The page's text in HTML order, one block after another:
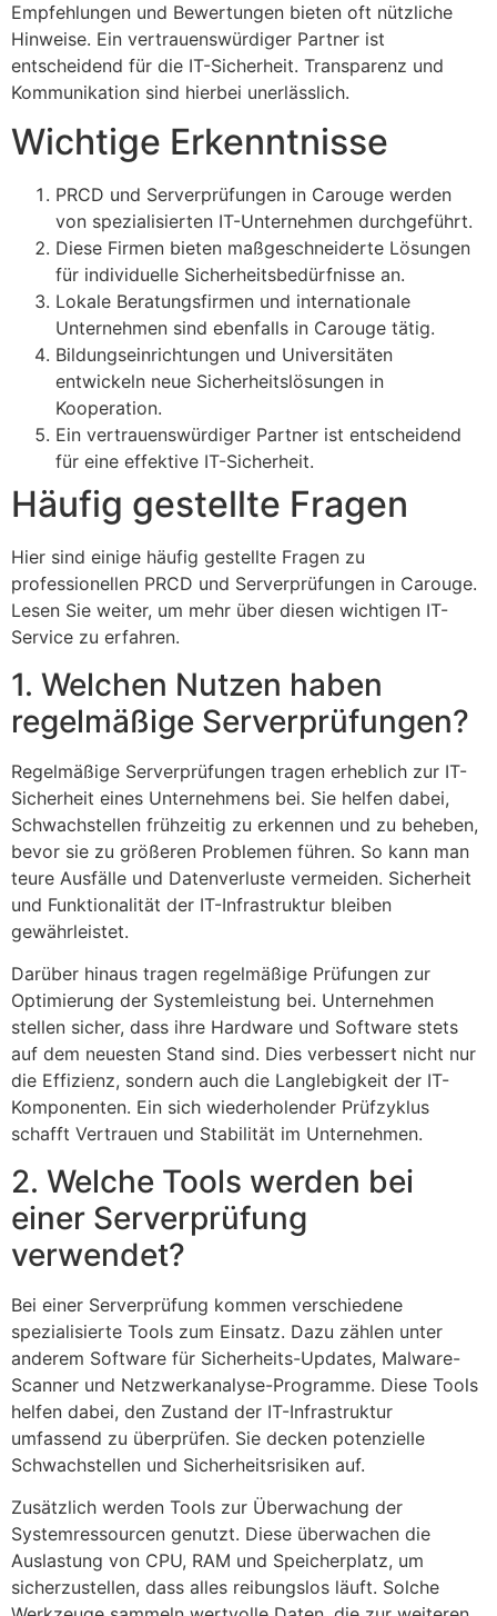
Empfehlungen und Bewertungen bieten oft nützliche
Hinweise. Ein vertrauenswürdiger Partner ist
entscheidend für die IT-Sicherheit. Transparenz und
Kommunikation sind hierbei unerlässlich.
Wichtige Erkenntnisse
PRCD und Serverprüfungen in Carouge werden
von spezialisierten IT-Unternehmen durchgeführt.
Diese Firmen bieten maßgeschneiderte Lösungen
für individuelle Sicherheitsbedürfnisse an.
Lokale Beratungsfirmen und internationale
Unternehmen sind ebenfalls in Carouge tätig.
Bildungseinrichtungen und Universitäten
entwickeln neue Sicherheitslösungen in
Kooperation.
Ein vertrauenswürdiger Partner ist entscheidend
für eine effektive IT-Sicherheit.
Häufig gestellte Fragen
Hier sind einige häufig gestellte Fragen zu
professionellen PRCD und Serverprüfungen in Carouge.
Lesen Sie weiter, um mehr über diesen wichtigen IT-
Service zu erfahren.
1. Welchen Nutzen haben
regelmäßige Serverprüfungen?
Regelmäßige Serverprüfungen tragen erheblich zur IT-
Sicherheit eines Unternehmens bei. Sie helfen dabei,
Schwachstellen frühzeitig zu erkennen und zu beheben,
bevor sie zu größeren Problemen führen. So kann man
teure Ausfälle und Datenverluste vermeiden. Sicherheit
und Funktionalität der IT-Infrastruktur bleiben
gewährleistet.
Darüber hinaus tragen regelmäßige Prüfungen zur
Optimierung der Systemleistung bei. Unternehmen
stellen sicher, dass ihre Hardware und Software stets
auf dem neuesten Stand sind. Dies verbessert nicht nur
die Effizienz, sondern auch die Langlebigkeit der IT-
Komponenten. Ein sich wiederholender Prüfzyklus
schafft Vertrauen und Stabilität im Unternehmen.
2. Welche Tools werden bei
einer Serverprüfung
verwendet?
Bei einer Serverprüfung kommen verschiedene
spezialisierte Tools zum Einsatz. Dazu zählen unter
anderem Software für Sicherheits-Updates, Malware-
Scanner und Netzwerkanalyse-Programme. Diese Tools
helfen dabei, den Zustand der IT-Infrastruktur
umfassend zu überprüfen. Sie decken potenzielle
Schwachstellen und Sicherheitsrisiken auf.
Zusätzlich werden Tools zur Überwachung der
Systemressourcen genutzt. Diese überwachen die
Auslastung von CPU, RAM und Speicherplatz, um
sicherzustellen, dass alles reibungslos läuft. Solche